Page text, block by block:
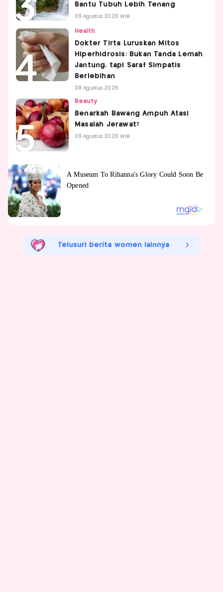
Bantu Tubuh Lebih Tenang
09 Agustus 2026 WIB
Health
Dokter Tirta Luruskan Mitos
Hiperhidrosis: Bukan Tanda Lemah
Jantung, tapi Saraf Simpatis
Berlebihan
08 Agustus 2026
Beauty
Benarkah Bawang Ampuh Atasi
Masalah Jerawat?
09 Agustus 2026 WIB
Telusuri berita women lainnya